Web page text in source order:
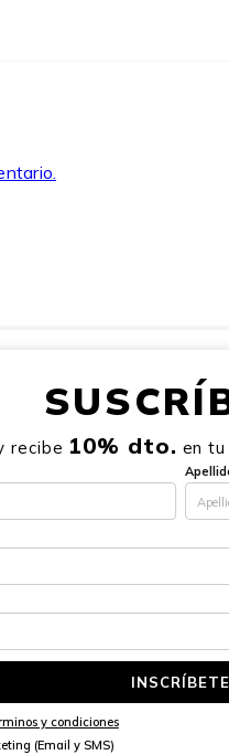
recibe 10% dto. en
INSCRÍBETE
y condiciones
(Email y SMS)